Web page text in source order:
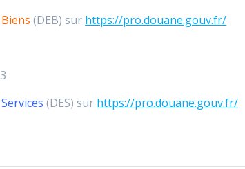
(DEB) sur https://pro.douane.gouv.fr/
Services(DES) sur https://pro.douane.gouv.fr/